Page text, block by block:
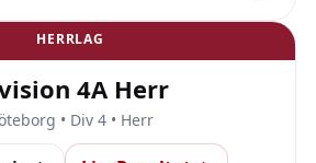
HERRLAG
4A Herr
• Div 4 • Herr